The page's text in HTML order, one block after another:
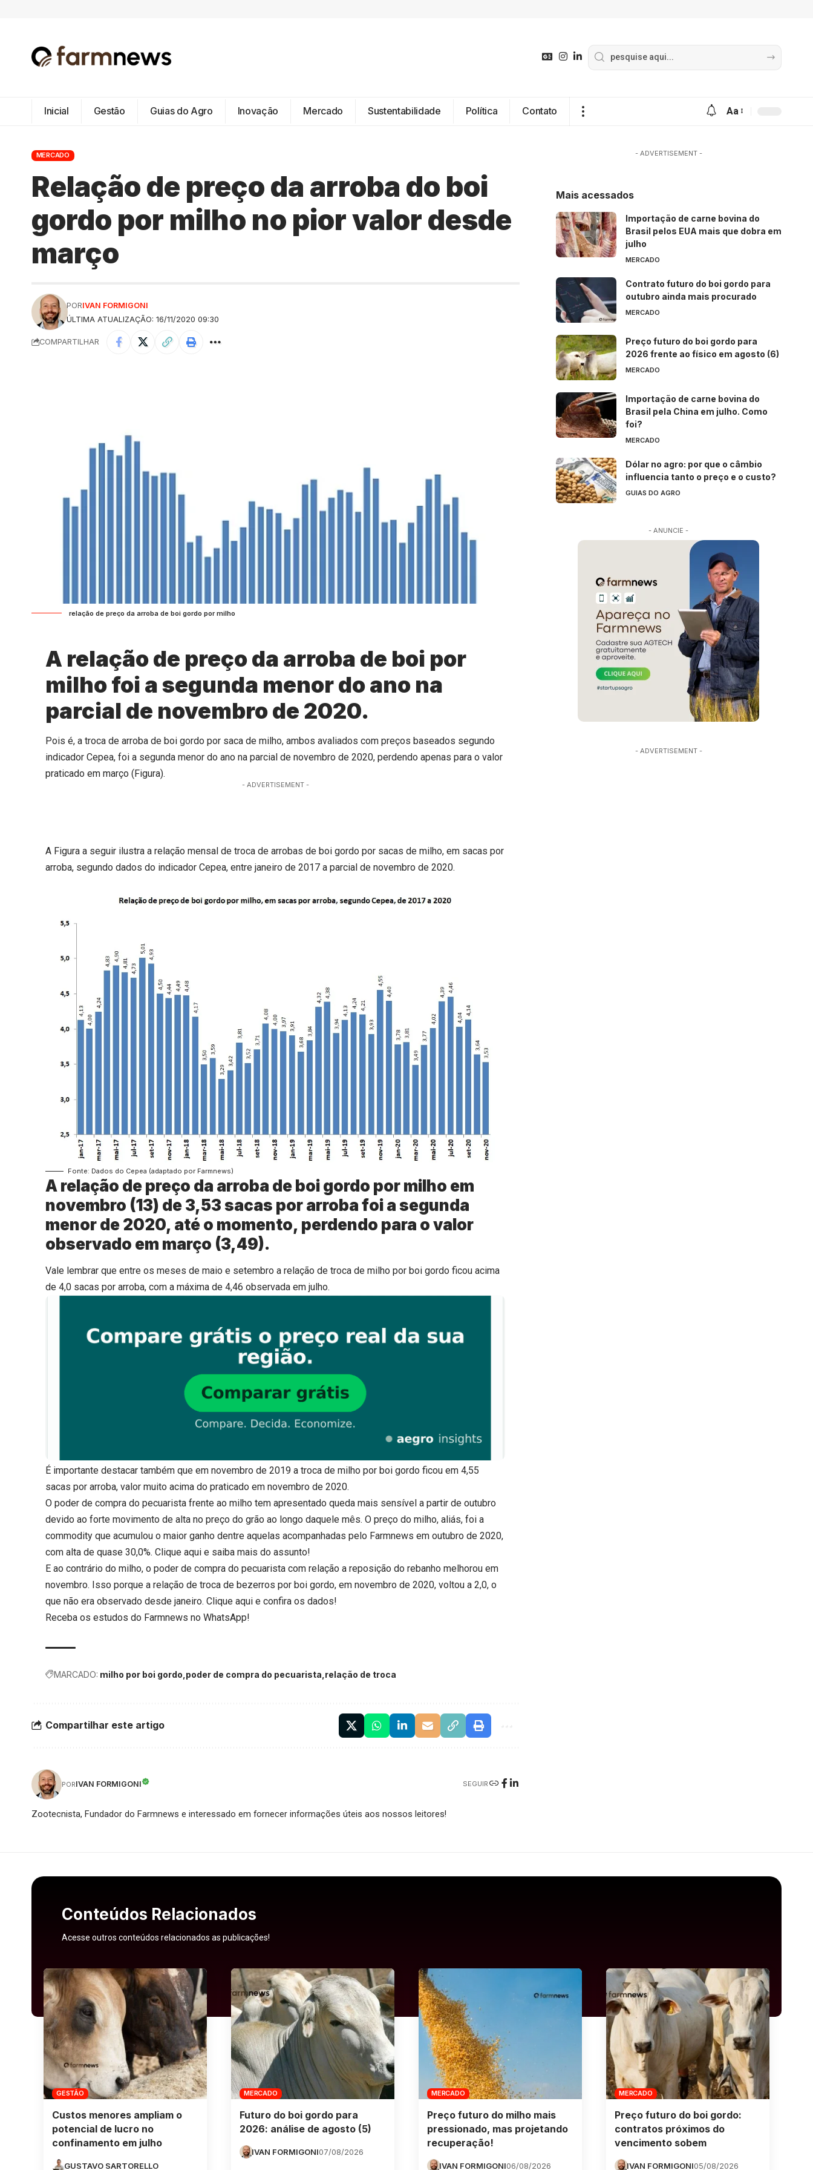
Inicial Gestão Guias do Agro Inovação Mercado Sustentabilidade Política Contato Aa
MERCADO
Relação de preço da arroba do boi
gordo por milho no pior valor desde
março
ÚLTIMA ATUALIZAÇÃO: 16/11/2020 09:30
PORIVAN FORMIGONI
COMPARTILHAR
relação de preço da arroba de boi gordo por milho
A relação de preço da arroba de boi por
milho foi a segunda menor do ano na
parcial de novembro de 2020.
Pois é, a troca de arroba de boi gordo por saca de milho, ambos avaliados com preços baseados segundo
indicador Cepea, foi a segunda menor do ano na parcial de novembro de 2020, perdendo apenas para o valor
praticado em março (Figura).
- ADVERTISEMENT -
A Figura a seguir ilustra a relação mensal de troca de arrobas de boi gordo por sacas de milho, em sacas por
arroba, segundo dados do indicador Cepea, entre janeiro de 2017 a parcial de novembro de 2020.
Fonte: Dados do Cepea (adaptado por Farmnews)
A relação de preço da arroba de boi gordo por milho em
novembro (13) de 3,53 sacas por arroba foi a segunda
menor de 2020, até o momento, perdendo para o valor
observado em março (3,49).
Vale lembrar que entre os meses de maio e setembro a relação de troca de milho por boi gordo ficou acima
de 4,0 sacas por arroba, com a máxima de 4,46 observada em julho.
É importante destacar também que em novembro de 2019 a troca de milho por boi gordo ficou em 4,55
sacas por arroba, valor muito acima do praticado em novembro de 2020.
O poder de compra do pecuarista frente ao milho tem apresentado queda mais sensível a partir de outubro
devido ao forte movimento de alta no preço do grão ao longo daquele mês. O preço do milho, aliás, foi a
commodity que acumulou o maior ganho dentre aquelas acompanhadas pelo Farmnews em outubro de 2020,
com alta de quase 30,0%.Clique aqui e saiba mais do assunto!
E ao contrário do milho, o poder de compra do pecuarista com relação a reposição do rebanho melhorou em
novembro. Isso porque a relação de troca de bezerros por boi gordo, em novembro de 2020, voltou a 2,0, o
que não era observado desde janeiro.Clique aqui e confira os dados!
Receba os estudos do Farmnews no WhatsApp!
MARCADO: milho por boi gordo poder de compra do pecuarista relação de troca
Compartilhar este artigo
PORIVAN FORMIGONI SEGUIR
Zootecnista, Fundador do Farmnews e interessado em fornecer informações úteis aos nossos leitores!
- ADVERTISEMENT -
Mais acessados
Importação de carne bovina do
Brasil pelos EUA mais que dobra em
julho
MERCADO
Contrato futuro do boi gordo para
outubro ainda mais procurado
MERCADO
Preço futuro do boi gordo para
2026 frente ao físico em agosto (6)
MERCADO
Importação de carne bovina do
Brasil pela China em julho. Como
foi?
MERCADO
Dólar no agro: por que o câmbio
influencia tanto o preço e o custo?
GUIAS DO AGRO
- ANUNCIE -
- ADVERTISEMENT -
Conteúdos Relacionados
Acesse outros conteúdos relacionados as publicações!
GESTÃO
Custos menores ampliam o
potencial de lucro no
confinamento em julho
GUSTAVO SARTORELLO
MERCADO
Futuro do boi gordo para
2026: análise de agosto (5)
IVAN FORMIGONI07/08/2026
MERCADO
Preço futuro do milho mais
pressionado, mas projetando
recuperação!
IVAN FORMIGONI06/08/2026
MERCADO
Preço futuro do boi gordo:
contratos próximos do
vencimento sobem
IVAN FORMIGONI05/08/2026